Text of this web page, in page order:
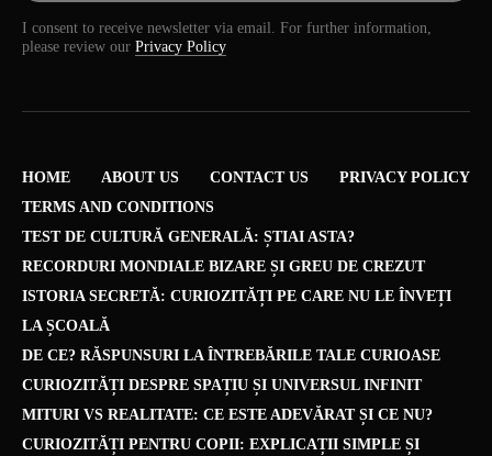
I consent to receive newsletter via email. For further information,
please review our Privacy Policy
HOME ABOUT US CONTACT US
PRIVACY POLICY
TERMS AND CONDITIONS
TEST DE CULTURĂ GENERALĂ: ȘTIAI ASTA?
RECORDURI MONDIALE BIZARE ȘI GREU DE CREZUT
ISTORIA SECRETĂ: CURIOZITĂȚI PE CARE NU LE ÎNVEȚI
LA ȘCOALĂ
DE CE? RĂSPUNSURI LA ÎNTREBĂRILE TALE CURIOASE
CURIOZITĂȚI DESPRE SPAȚIU ȘI UNIVERSUL INFINIT
MITURI VS REALITATE: CE ESTE ADEVĂRAT ȘI CE NU?
CURIOZITĂȚI PENTRU COPII: EXPLICAȚII SIMPLE ȘI